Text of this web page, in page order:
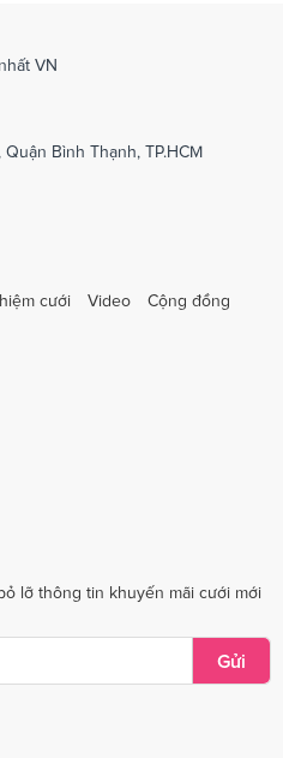
VN
Bình Thạnh, TP.HCM
cưới Video Cộng đồng
lỡ thông tin khuyến mãi cưới mới
Gửi